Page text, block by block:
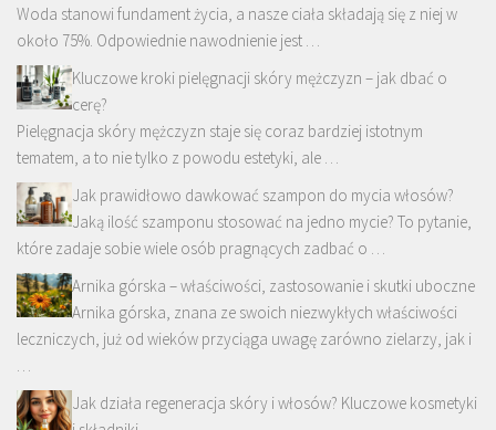
Woda stanowi fundament życia, a nasze ciała składają się z niej w
około 75%. Odpowiednie nawodnienie jest …
Kluczowe kroki pielęgnacji skóry mężczyzn – jak dbać o
cerę?
Pielęgnacja skóry mężczyzn staje się coraz bardziej istotnym
tematem, a to nie tylko z powodu estetyki, ale …
Jak prawidłowo dawkować szampon do mycia włosów?
Jaką ilość szamponu stosować na jedno mycie? To pytanie,
które zadaje sobie wiele osób pragnących zadbać o …
Arnika górska – właściwości, zastosowanie i skutki uboczne
Arnika górska, znana ze swoich niezwykłych właściwości
leczniczych, już od wieków przyciąga uwagę zarówno zielarzy, jak i
…
Jak działa regeneracja skóry i włosów? Kluczowe kosmetyki